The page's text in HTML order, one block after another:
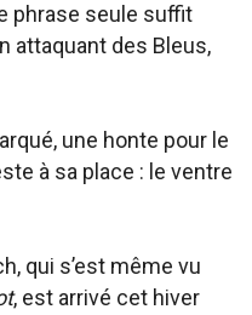
phrase seule suffit
attaquant des Bleus,
une honte pour le
à sa place : le ventre
qui s’est même vu
, est arrivé cet hiver